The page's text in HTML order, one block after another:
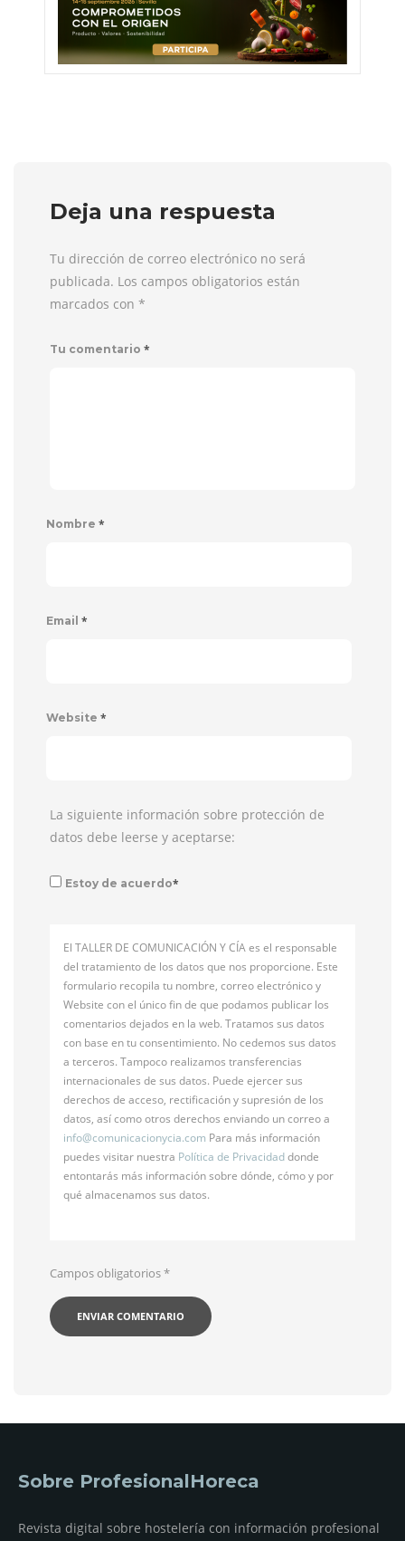
Deja una respuesta
Tu dirección de correo electrónico no será
publicada. Los campos obligatorios están
marcados con *
Tu comentario *
Nombre *
Email *
Website *
La siguiente información sobre protección de
datos debe leerse y aceptarse:
Estoy de acuerdo*
El TALLER DE COMUNICACIÓN Y CÍA es el responsable
del tratamiento de los datos que nos proporcione. Este
formulario recopila tu nombre, correo electrónico y
Website con el único fin de que podamos publicar los
comentarios dejados en la web. Tratamos sus datos
con base en tu consentimiento. No cedemos sus datos
a terceros. Tampoco realizamos transferencias
internacionales de sus datos. Puede ejercer sus
derechos de acceso, rectificación y supresión de los
datos, así como otros derechos enviando un correo a
info@comunicacionycia.com Para más información
puedes visitar nuestra Política de Privacidaddonde
entontarás más información sobre dónde, cómo y por
qué almacenamos sus datos.
Campos obligatorios*
Sobre ProfesionalHoreca
Revista digital sobre hostelería con información profesional